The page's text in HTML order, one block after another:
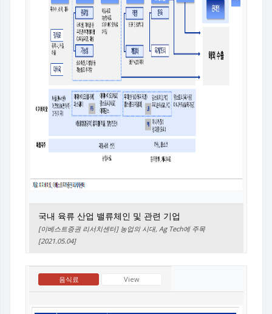
국내 육류 산업 밸류체인 및 관련 기업
[이베스트증권 리서치센터] 농업의 시대, Ag Tech에 주목
[2021.05.04]
음식료 View